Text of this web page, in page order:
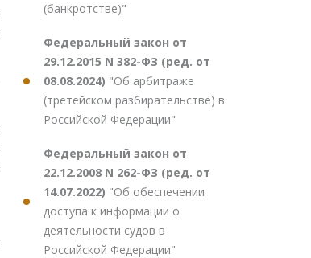
(банкротстве)"
Федеральный закон от
29.12.2015 N 382-ФЗ (ред. от
08.08.2024) "Об арбитраже
(третейском разбирательстве) в
Российской Федерации"
Федеральный закон от
22.12.2008 N 262-ФЗ (ред. от
14.07.2022) "Об обеспечении
доступа к информации о
деятельности судов в
Российской Федерации"